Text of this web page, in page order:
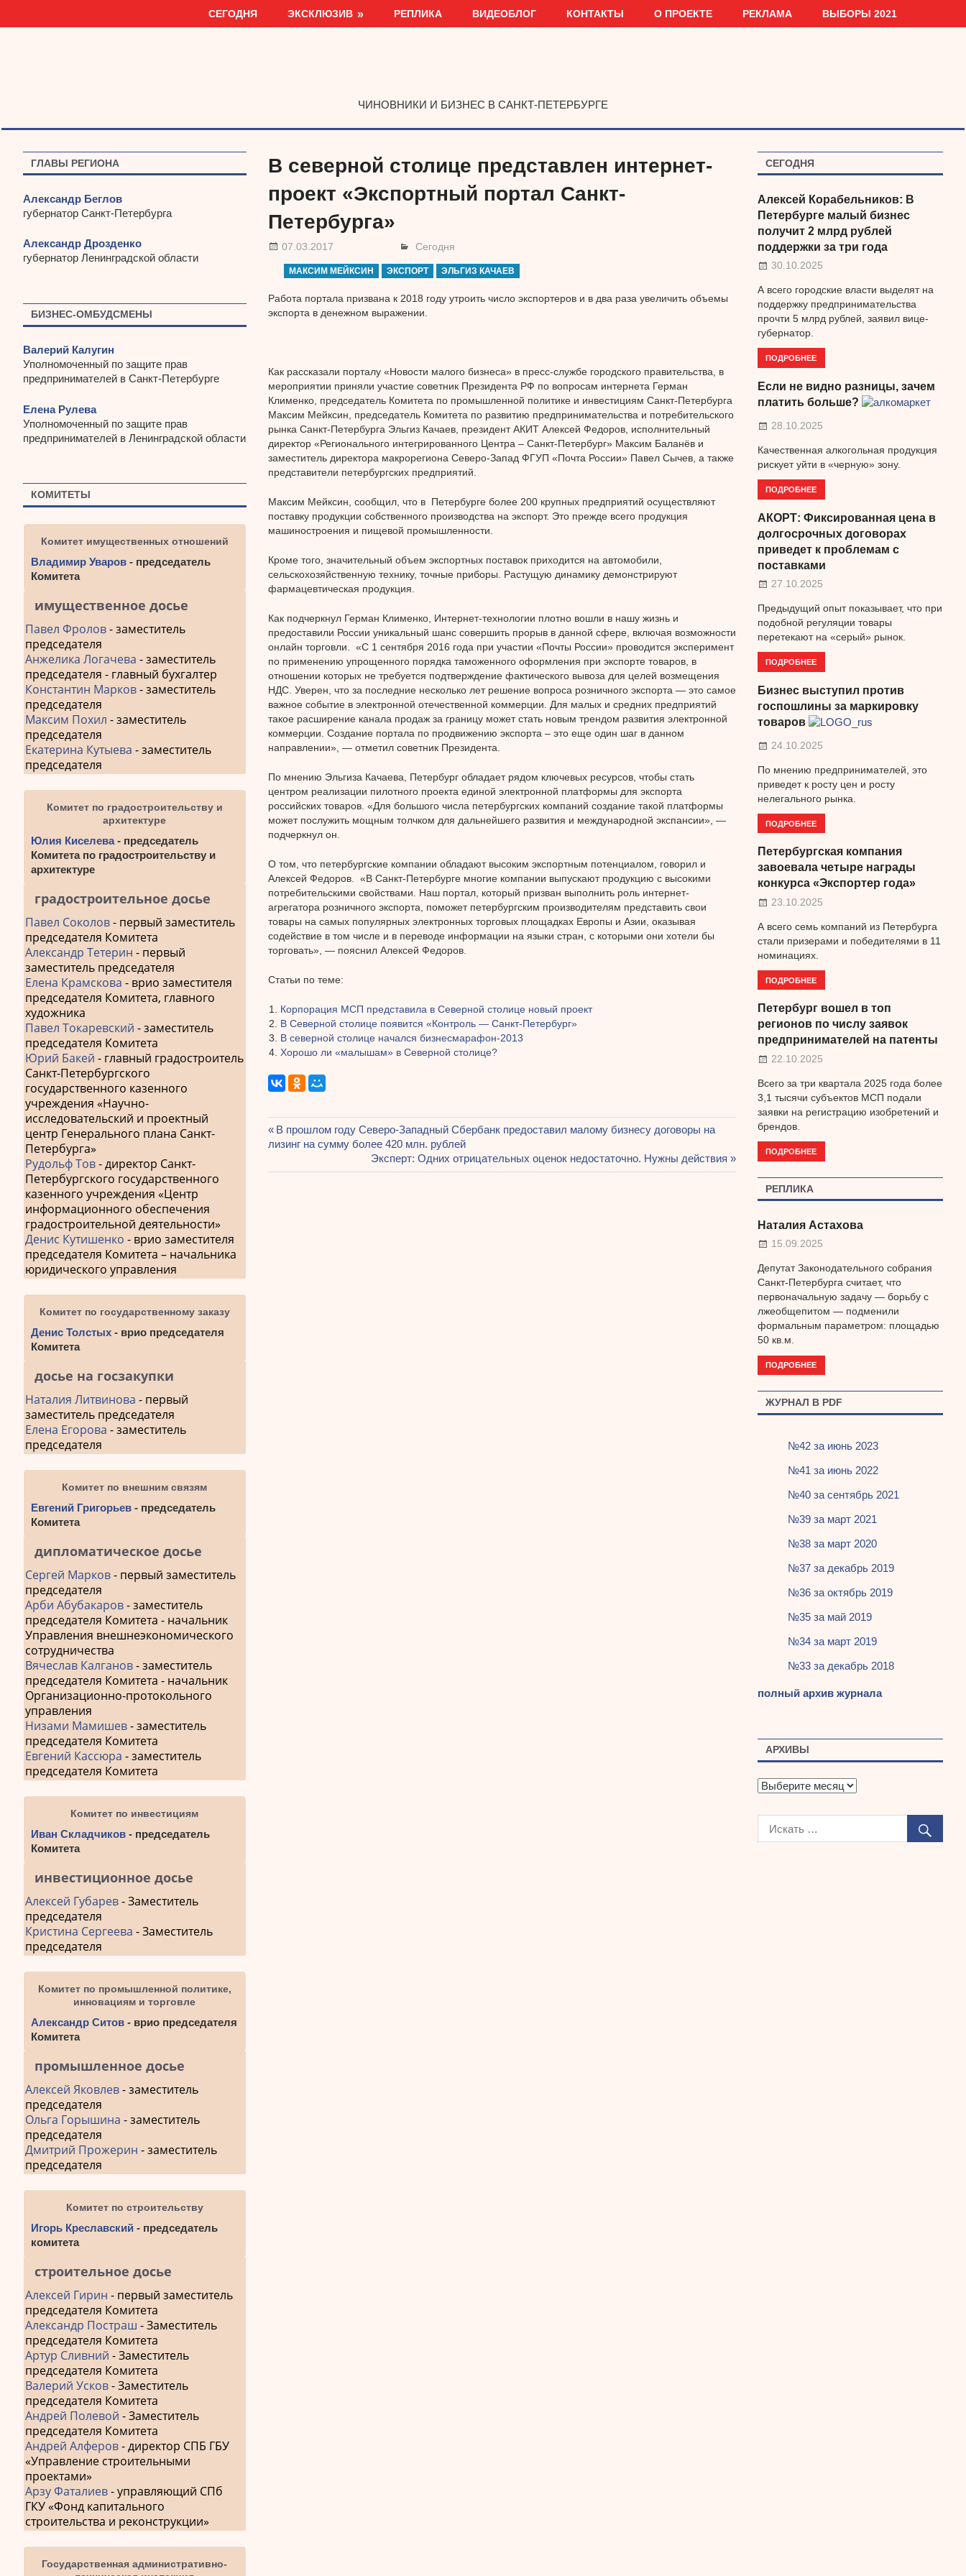
СЕГОДНЯ ЭКСКЛЮЗИВ РЕПЛИКА ВИДЕОБЛОГ КОНТАКТЫ О ПРОЕКТЕ РЕКЛАМА ВЫБОРЫ 2021
ЧИНОВНИКИ И БИЗНЕС В САНКТ-ПЕТЕРБУРГЕ
В северной столице представлен интернет-
проект «Экспортный портал Санкт-
Петербурга»
07.03.2017 Сегодня
МАКСИМ МЕЙКСИН ЭКСПОРТ ЭЛЬГИЗ КАЧАЕВ
Работа портала призвана к 2018 году утроить число экспортеров и в два раза увеличить объемы
экспорта в денежном выражении.
Как рассказали порталу «Новости малого бизнеса» в пресс-службе городского правительства, в
мероприятии приняли участие советник Президента РФ по вопросам интернета Герман
Клименко, председатель Комитета по промышленной политике и инвестициям Санкт-Петербурга
Максим Мейксин, председатель Комитета по развитию предпринимательства и потребительского
рынка Санкт-Петербурга Эльгиз Качаев, президент АКИТ Алексей Федоров, исполнительный
директор «Регионального интегрированного Центра – Санкт-Петербург» Максим Баланёв и
заместитель директора макрорегиона Северо-Запад ФГУП «Почта России» Павел Сычев, а также
представители петербургских предприятий.
Максим Мейксин, сообщил, что в Петербурге более 200 крупных предприятий осуществляют
поставку продукции собственного производства на экспорт. Это прежде всего продукция
машиностроения и пищевой промышленности.
Кроме того, значительный объем экспортных поставок приходится на автомобили,
сельскохозяйственную технику, точные приборы. Растущую динамику демонстрируют
фармацевтическая продукция.
Как подчеркнул Герман Клименко, Интернет-технологии плотно вошли в нашу жизнь и
предоставили России уникальный шанс совершить прорыв в данной сфере, включая возможности
онлайн торговли. «С 1 сентября 2016 года при участии «Почты России» проводится эксперимент
по применению упрощенного порядка таможенного оформления при экспорте товаров, в
отношении которых не требуется подтверждение фактического вывоза для целей возмещения
НДС. Уверен, что за последние несколько лет решение вопроса розничного экспорта — это самое
важное событие в электронной отечественной коммерции. Для малых и средних предприятий
такое расширение канала продаж за границу может стать новым трендом развития электронной
коммерции. Создание портала по продвижению экспорта – это еще один шаг в данном
направлении», — отметил советник Президента.
По мнению Эльгиза Качаева, Петербург обладает рядом ключевых ресурсов, чтобы стать
центром реализации пилотного проекта единой электронной платформы для экспорта
российских товаров. «Для большого числа петербургских компаний создание такой платформы
может послужить мощным толчком для дальнейшего развития и международной экспансии», —
подчеркнул он.
О том, что петербургские компании обладают высоким экспортным потенциалом, говорил и
Алексей Федоров. «В Санкт-Петербурге многие компании выпускают продукцию с высокими
потребительскими свойствами. Наш портал, который призван выполнить роль интернет-
агрегатора розничного экспорта, поможет петербургским производителям представить свои
товары на самых популярных электронных торговых площадках Европы и Азии, оказывая
содействие в том числе и в переводе информации на языки стран, с которыми они хотели бы
торговать», — пояснил Алексей Федоров.
Статьи по теме:
Корпорация МСП представила в Северной столице новый проект
В Северной столице появится «Контроль — Санкт-Петербург»
В северной столице начался бизнесмарафон-2013
Хорошо ли «малышам» в Северной столице?
Навигация
по
Предыдущая
запись:
В прошлом году Северо-Западный Сбербанк предоставил малому бизнесу договоры на
лизинг на сумму более 420 млн. рублей
Следующая
запись:
Эксперт: Одних отрицательных оценок недостаточно. Нужны действия
ГЛАВЫ РЕГИОНА
Александр Беглов
губернатор Санкт-Петербурга
Александр Дрозденко
губернатор Ленинградской области
БИЗНЕС-ОМБУДСМЕНЫ
Валерий Калугин
Уполномоченный по защите прав
предпринимателей в Санкт-Петербурге
Елена Рулева
Уполномоченный по защите прав
предпринимателей в Ленинградской области
КОМИТЕТЫ
Комитет имущественных отношений
Владимир Уваров - председатель
Комитета
имущественное досье
Павел Фролов- заместитель
председателя
Анжелика Логачева - заместитель
председателя - главный бухгалтер
Константин Марков- заместитель
председателя
Максим Похил - заместитель
председателя
Екатерина Кутыева - заместитель
председателя
Комитет по градостроительству и
архитектуре
Юлия Киселева- председатель
Комитета по градостроительству и
архитектуре
градостроительное досье
Павел Соколов- первый заместитель
председателя Комитета
Александр Тетерин - первый
заместитель председателя
Елена Крамскова - врио заместителя
председателя Комитета, главного
художника
Павел Токаревский - заместитель
председателя Комитета
Юрий Бакей - главный градостроитель
Санкт-Петербургского
государственного казенного
учреждения «Научно-
исследовательский и проектный
центр Генерального плана Санкт-
Петербурга»
Рудольф Тов- директор Санкт-
Петербургского государственного
казенного учреждения «Центр
информационного обеспечения
градостроительной деятельности»
Денис Кутишенко - врио заместителя
председателя Комитета – начальника
юридического управления
Комитет по государственному заказу
Денис Толстых - врио председателя
Комитета
досье на госзакупки
Наталия Литвинова - первый
заместитель председателя
Елена Егорова - заместитель
председателя
Комитет по внешним связям
Евгений Григорьев - председатель
Комитета
дипломатическое досье
Сергей Марков- первый заместитель
председателя
Арби Абубакаров- заместитель
председателя Комитета - начальник
Управления внешнеэкономического
сотрудничества
Вячеслав Калганов- заместитель
председателя Комитета - начальник
Организационно-протокольного
управления
Низами Мамишев- заместитель
председателя Комитета
Евгений Кассюра - заместитель
председателя Комитета
Комитет по инвестициям
Иван Складчиков - председатель
Комитета
инвестиционное досье
Алексей Губарев- Заместитель
председателя
Кристина Сергеева - Заместитель
председателя
Комитет по промышленной политике,
инновациям и торговле
Александр Ситов - врио председателя
Комитета
промышленное досье
Алексей Яковлев- заместитель
председателя
Ольга Горышина - заместитель
председателя
Дмитрий Прожерин - заместитель
председателя
Комитет по строительству
Игорь Креславский - председатель
комитета
строительное досье
Алексей Гирин - первый заместитель
председателя Комитета
Александр Постраш - Заместитель
председателя Комитета
Артур Сливний - Заместитель
председателя Комитета
Валерий Усков- Заместитель
председателя Комитета
Андрей Полевой - Заместитель
председателя Комитета
Андрей Алферов- директор СПБ ГБУ
«Управление строительными
проектами»
Арзу Фаталиев- управляющий СПб
ГКУ «Фонд капитального
строительства и реконструкции»
Государственная административно-
СЕГОДНЯ
Алексей Корабельников: В
Петербурге малый бизнес
получит 2 млрд рублей
поддержки за три года
30.10.2025
А всего городские власти выделят на
поддержку предпринимательства
прочти 5 млрд рублей, заявил вице-
губернатор.
ПОДРОБНЕЕ
Если не видно разницы, зачем
платить больше?
28.10.2025
Качественная алкогольная продукция
рискует уйти в «черную» зону.
ПОДРОБНЕЕ
АКОРТ: Фиксированная цена в
долгосрочных договорах
приведет к проблемам с
поставками
27.10.2025
Предыдущий опыт показывает, что при
подобной регуляции товары
перетекают на «серый» рынок.
ПОДРОБНЕЕ
Бизнес выступил против
госпошлины за маркировку
товаров
24.10.2025
По мнению предпринимателей, это
приведет к росту цен и росту
нелегального рынка.
ПОДРОБНЕЕ
Петербургская компания
завоевала четыре награды
конкурса «Экспортер года»
23.10.2025
А всего семь компаний из Петербурга
стали призерами и победителями в 11
номинациях.
ПОДРОБНЕЕ
Петербург вошел в топ
регионов по числу заявок
предпринимателей на патенты
22.10.2025
Всего за три квартала 2025 года более
3,1 тысячи субъектов МСП подали
заявки на регистрацию изобретений и
брендов.
ПОДРОБНЕЕ
РЕПЛИКА
Наталия Астахова
15.09.2025
Депутат Законодательного собрания
Санкт-Петербурга считает, что
первоначальную задачу — борьбу с
лжеобщепитом — подменили
формальным параметром: площадью
50 кв.м.
ПОДРОБНЕЕ
ЖУРНАЛ В PDF
№42 за июнь 2023
№41 за июнь 2022
№40 за сентябрь 2021
№39 за март 2021
№38 за март 2020
№37 за декабрь 2019
№36 за октябрь 2019
№35 за май 2019
№34 за март 2019
№33 за декабрь 2018
полный архив журнала
АРХИВЫ
А
х
в